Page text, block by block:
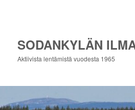
SODANKYLÄN
Aktiivista lentämistä vuodesta 1965